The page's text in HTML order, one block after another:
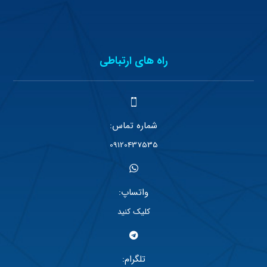
راه های ارتباطی
شماره تماس:
09120437535
واتساپ:
کلیک کنید
تلگرام: